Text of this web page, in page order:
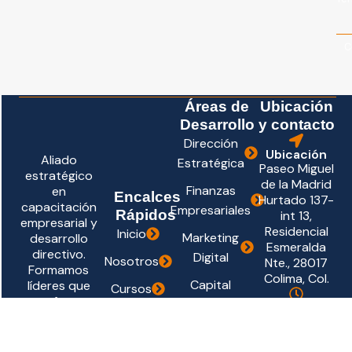
Aliado
estratégico
en
capacitación
empresarial y
desarrollo
directivo.
Formamos
líderes que
transforman
Encalces
Rápidos
Inicio
Nosotros
Cursos
Áreas de
Desarrollo
Dirección
Estratégica
Finanzas
Empresariales
Marketing
Digital
Capital
Ubicación
y contacto
Ubicación
Paseo Miguel
de la Madrid
Hurtado 137-
int 13,
Residencial
Esmeralda
Nte., 28017
Colima, Col.